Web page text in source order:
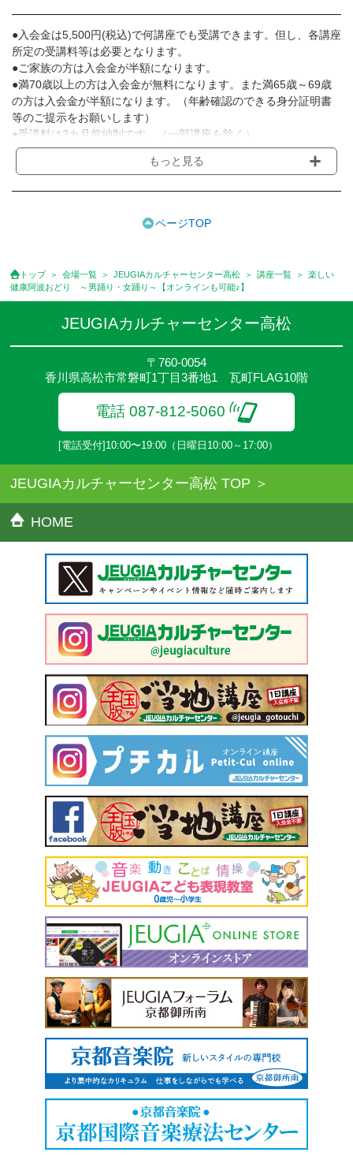
●入会金は5,500円(税込)で何講座でも受講できます。但し、各講座
所定の受講料等は必要となります。
●ご家族の方は入会金が半額になります。
●満70歳以上の方は入会金が無料になります。また満65歳～69歳
の方は入会金が半額になります。（年齢確認のできる身分証明書
等のご提示をお願いします）
●受講料は3カ月前納制です。（一部講座を除く）
●受講料には運営費として１講座につき月額770円(税込)が含まれ
ております。また一部の講座では別途傷害保険料も含まれており
用は含まれておりません。
のでご確認ください。
●参加人数が一定に満たない場合、体験や講座開講を中止または延
期することがあります。
●その他、詳しい内容については、ご入会時にご説明をさせていた
だきます。
もっと見る
ページTOP
トップ 会場一覧 JEUGIAカルチャーセンター高松 講座一覧
楽しい
健康阿波おどり ～男踊り・女踊り～【オンラインも可能♪】
JEUGIAカルチャーセンター高松
〒760-0054
香川県高松市常磐町1丁目3番地1 瓦町FLAG10階
電話 087-812-5060
[電話受付]10:00〜19:00（日曜日10:00～17:00）
JEUGIAカルチャーセンター高松 TOP
HOME